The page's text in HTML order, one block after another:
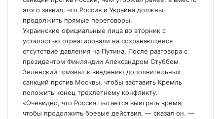
этого заявил, что Россия и Украина должны
продолжить прямые переговоры.
Украинские официальные лица во вторник с
усталостью отреагировали на сохраняющееся
отсутствие давления на Путина. После разговора с
президентом Финляндии Александром Стуббом
Зеленский призвал к введению дополнительных
санкций против Москвы, чтобы заставить Кремль
положить конец трехлетнему конфликту.
«Очевидно, что Россия пытается выиграть время,
чтобы продолжить боевые действия, — сказал он. —